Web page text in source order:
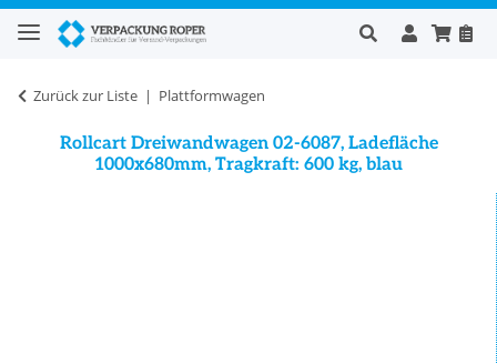
Zurück zur Liste Plattformwagen
Rollcart Dreiwandwagen 02-6087, Ladefläche
1000x680mm, Tragkraft: 600 kg, blau